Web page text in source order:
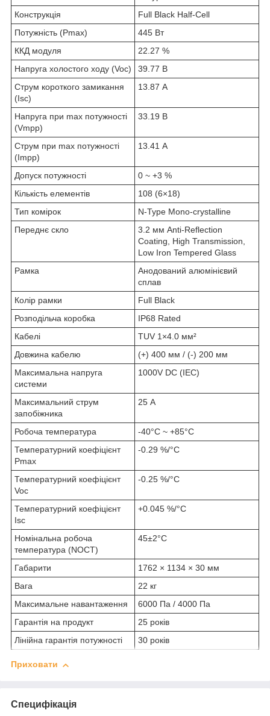
Конструкція
Full Black Half-Cell
Потужність (Pmax)
445 Вт
ККД модуля
22.27 %
Напруга холостого ходу (Voc)
39.77 В
Струм короткого замикання
(Isc)
13.87 А
Напруга при max потужності
(Vmpp)
33.19 В
Струм при max потужності
(Impp)
13.41 А
Допуск потужності
0 ~ +3 %
Кількість елементів
108 (6×18)
Тип комірок
N-Type Mono-crystalline
Переднє скло
3.2 мм Anti-Reflection
Coating, High Transmission,
Low Iron Tempered Glass
Рамка
Анодований алюмінієвий
сплав
Колір рамки
Full Black
Розподільча коробка
IP68 Rated
Кабелі
TUV 1×4.0 мм²
Довжина кабелю
(+) 400 мм / (-) 200 мм
Максимальна напруга
системи
1000V DC (IEC)
Максимальний струм
запобіжника
25 А
Робоча температура
-40°C ~ +85°C
Температурний коефіцієнт
Pmax
-0.29 %/°C
Температурний коефіцієнт
Voc
-0.25 %/°C
Температурний коефіцієнт
Isc
+0.045 %/°C
Номінальна робоча
температура (NOCT)
45±2°C
Габарити
1762 × 1134 × 30 мм
Вага
22 кг
Максимальне навантаження
6000 Па / 4000 Па
Гарантія на продукт
25 років
Лінійна гарантія потужності
30 років
Приховати
Специфікація